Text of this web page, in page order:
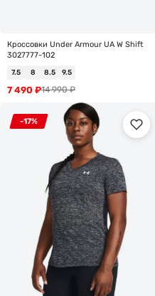
Кроссовки Under Armour UA W Shift
3027777-102
7.5 8 8.5 9.5
14 990₽
7 490 ₽
-17%